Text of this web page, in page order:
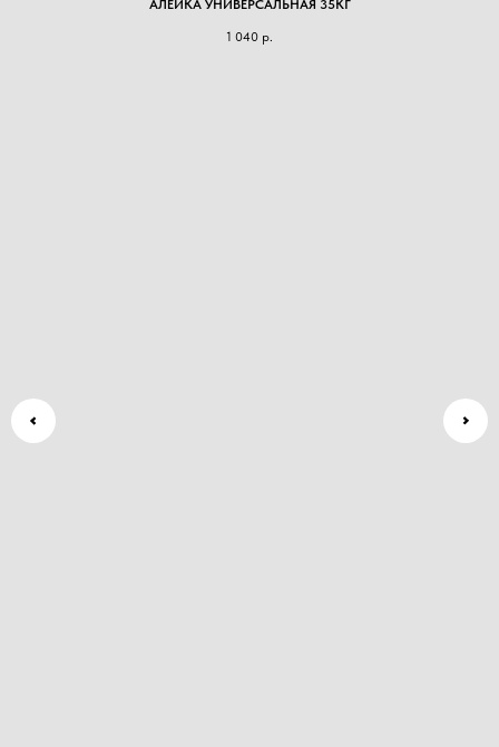
АЛЕЙКА УНИВЕРСАЛЬНАЯ 35КГ
1 040 р.